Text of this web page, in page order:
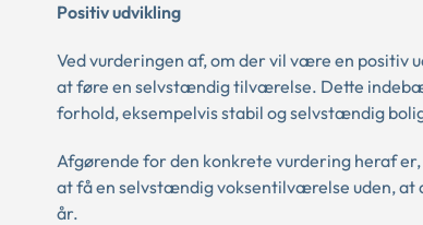
Positiv udvikling
Ved vurderingen af, om der vil være en positiv
at føre en selvstændig tilværelse. Dette
forhold, eksempelvis stabil og selvstændig
Afgørende for den konkrete vurdering heraf
at få en selvstændig voksentilværelse uden, at
år.